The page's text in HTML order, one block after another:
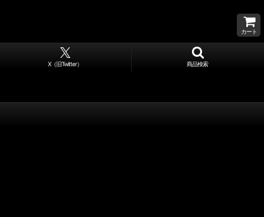
カート
X（旧Twitter） 商品検索